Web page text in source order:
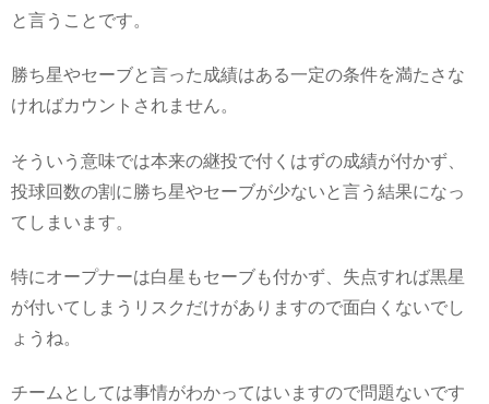
と言うことです。
勝ち星やセーブと言った成績はある一定の条件を満たさな
ければカウントされません。
そういう意味では本来の継投で付くはずの成績が付かず、
投球回数の割に勝ち星やセーブが少ないと言う結果になっ
てしまいます。
特にオープナーは白星もセーブも付かず、失点すれば黒星
が付いてしまうリスクだけがありますので面白くないでし
ょうね。
チームとしては事情がわかってはいますので問題ないです